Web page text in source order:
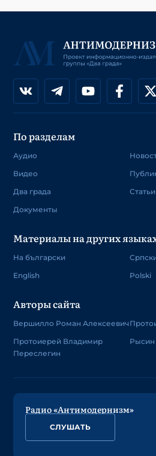
По разделам
Аудио
Видео
Два града
Документы
Статьи
Материалы на других
На български
English
Polski
Авторы сайта
Вершилло Роман Алексеевич
Протоиерей Владимир
Переслегин
Рысин
Радио «Антимодернизм»
СЛУШАТЬ